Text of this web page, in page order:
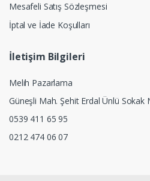
Mesafeli Satış Sözleşmesi
İptal ve İade Koşulları
İletişim Bilgileri
Melih Pazarlama
Güneşli Mah. Şehit Erdal Ünlü Sokak
0539 411 65 95
0212 474 06 07